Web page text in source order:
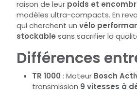
raison de leur poids et
modèles ultra-compacts. En
qui cherchent un vélo
stockable sans sacrifier la
Différences
TR 1000 : Moteur Bosch
transmission 9 vitesses à